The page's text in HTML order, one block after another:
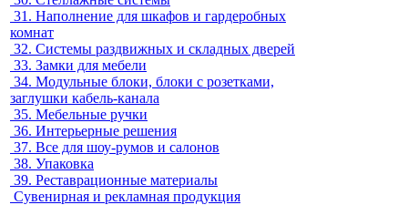
31. Наполнение для шкафов и гардеробных
комнат
32. Системы раздвижных и складных дверей
33. Замки для мебели
34. Модульные блоки, блоки с розетками,
заглушки кабель-канала
35. Мебельные ручки
36. Интерьерные решения
37. Все для шоу-румов и салонов
38. Упаковка
39. Реставрационные материалы
Сувенирная и рекламная продукция